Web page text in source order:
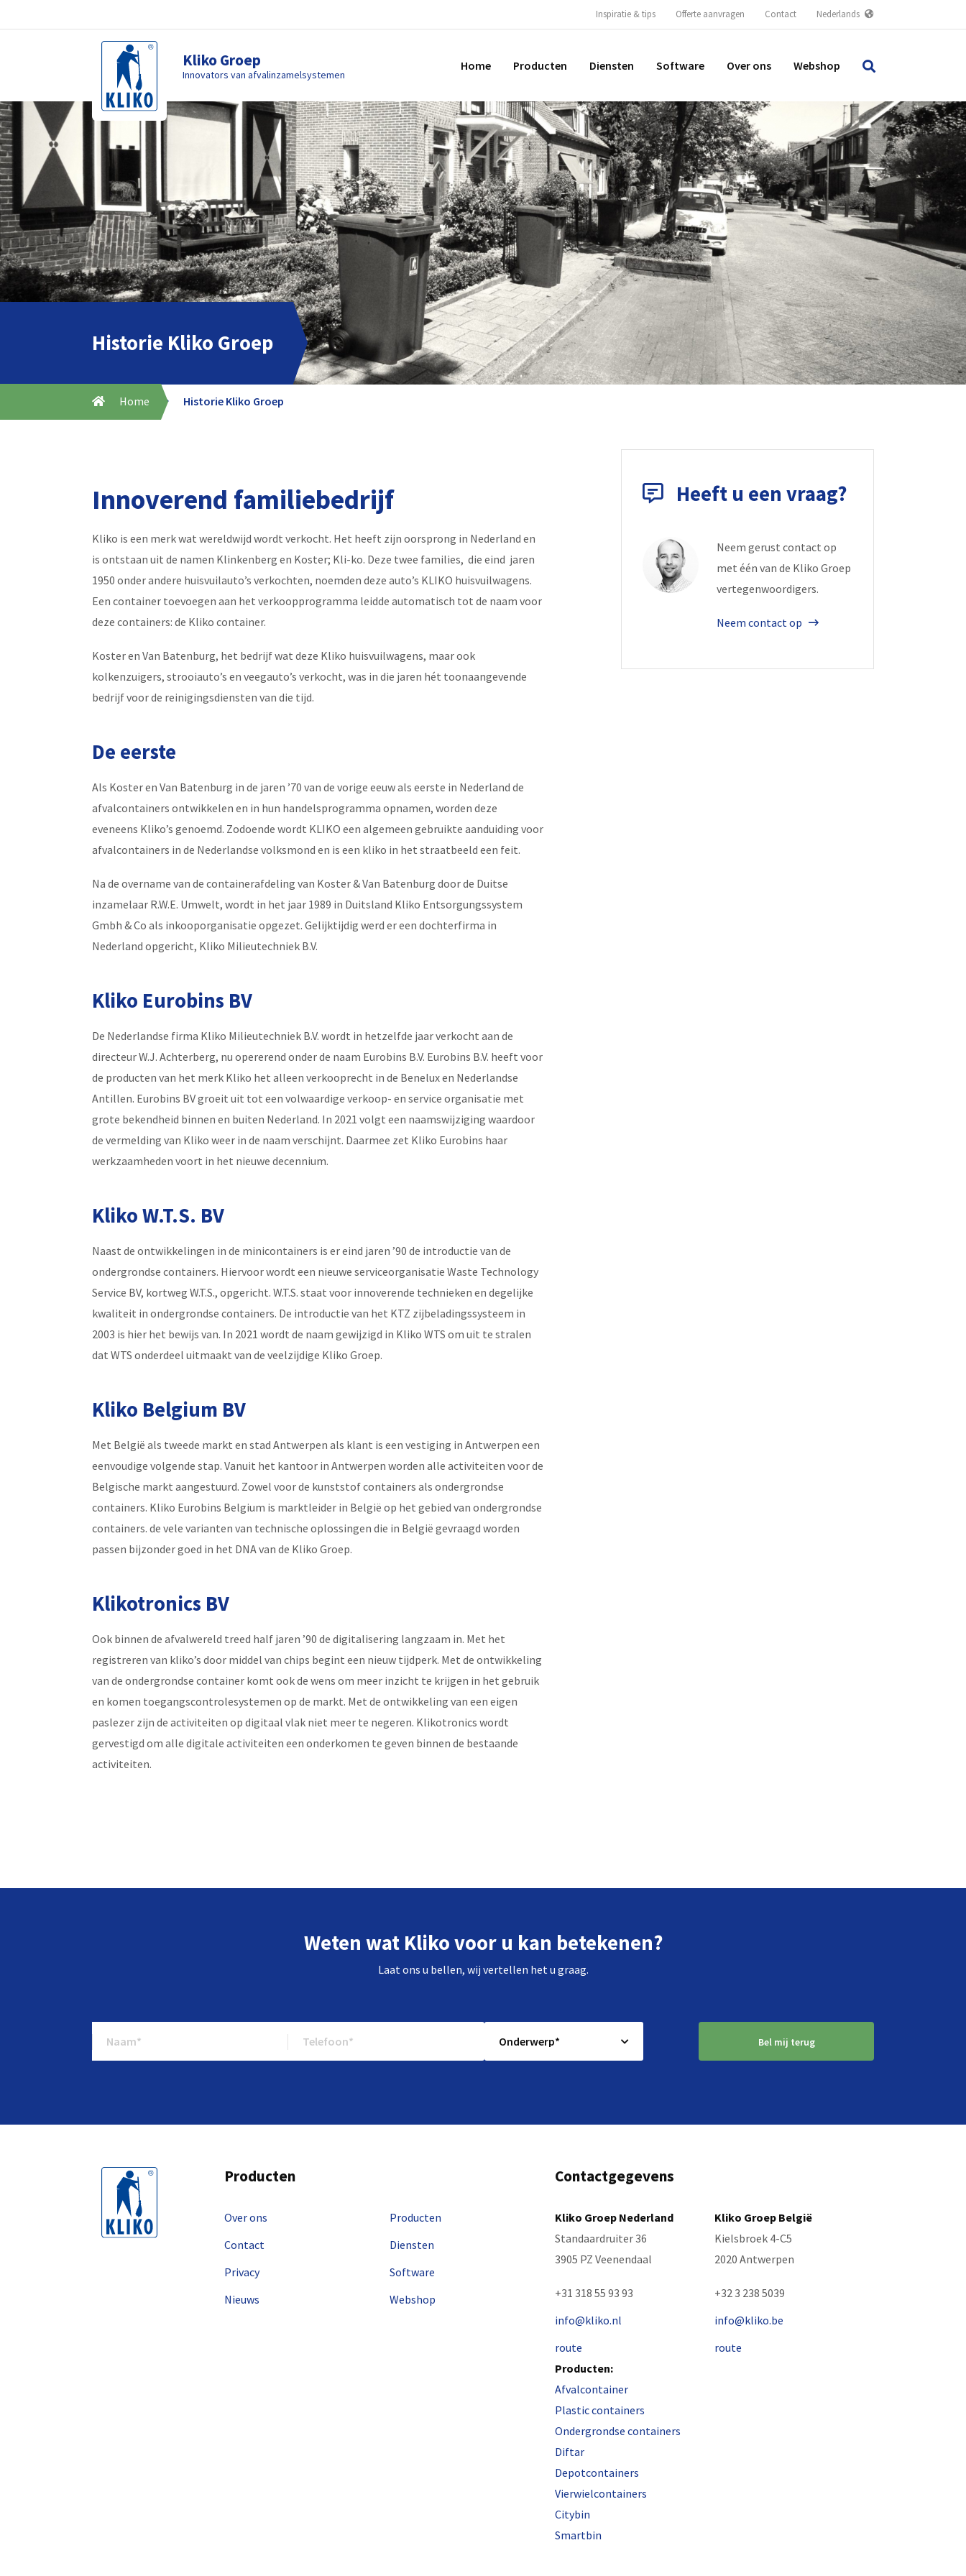
Inspiratie & tips Offerte aanvragen Contact Nederlands
Kliko Groep
Innovators van afvalinzamelsystemen
Home Producten Diensten Software Over ons Webshop
Historie Kliko Groep
Home Historie Kliko Groep
Innoverend familiebedrijf
Kliko is een merk wat wereldwijd wordt verkocht. Het heeft zijn oorsprong in Nederland en
is ontstaan uit de namen Klinkenberg en Koster; Kli-ko. Deze twee families, die eind jaren
1950 onder andere huisvuilauto’s verkochten, noemden deze auto’s KLIKO huisvuilwagens.
Een container toevoegen aan het verkoopprogramma leidde automatisch tot de naam voor
deze containers: de Kliko container.
Koster en Van Batenburg, het bedrijf wat deze Kliko huisvuilwagens, maar ook
kolkenzuigers, strooiauto’s en veegauto’s verkocht, was in die jaren hét toonaangevende
bedrijf voor de reinigingsdiensten van die tijd.
De eerste
Als Koster en Van Batenburg in de jaren ’70 van de vorige eeuw als eerste in Nederland de
afvalcontainers ontwikkelen en in hun handelsprogramma opnamen, worden deze
eveneens Kliko’s genoemd. Zodoende wordt KLIKO een algemeen gebruikte aanduiding voor
afvalcontainers in de Nederlandse volksmond en is een kliko in het straatbeeld een feit.
Na de overname van de containerafdeling van Koster & Van Batenburg door de Duitse
inzamelaar R.W.E. Umwelt, wordt in het jaar 1989 in Duitsland Kliko Entsorgungssystem
Gmbh & Co als inkooporganisatie opgezet. Gelijktijdig werd er een dochterfirma in
Nederland opgericht, Kliko Milieutechniek B.V.
Kliko Eurobins BV
De Nederlandse firma Kliko Milieutechniek B.V. wordt in hetzelfde jaar verkocht aan de
directeur W.J. Achterberg, nu opererend onder de naam Eurobins B.V. Eurobins B.V. heeft voor
de producten van het merk Kliko het alleen verkooprecht in de Benelux en Nederlandse
Antillen. Eurobins BV groeit uit tot een volwaardige verkoop- en service organisatie met
grote bekendheid binnen en buiten Nederland. In 2021 volgt een naamswijziging waardoor
de vermelding van Kliko weer in de naam verschijnt. Daarmee zet Kliko Eurobins haar
werkzaamheden voort in het nieuwe decennium.
Kliko W.T.S. BV
Naast de ontwikkelingen in de minicontainers is er eind jaren ’90 de introductie van de
ondergrondse containers. Hiervoor wordt een nieuwe serviceorganisatie Waste Technology
Service BV, kortweg W.T.S., opgericht. W.T.S. staat voor innoverende technieken en degelijke
kwaliteit in ondergrondse containers. De introductie van het KTZ zijbeladingssysteem in
2003 is hier het bewijs van. In 2021 wordt de naam gewijzigd in Kliko WTS om uit te stralen
dat WTS onderdeel uitmaakt van de veelzijdige Kliko Groep.
Kliko Belgium BV
Met België als tweede markt en stad Antwerpen als klant is een vestiging in Antwerpen een
eenvoudige volgende stap. Vanuit het kantoor in Antwerpen worden alle activiteiten voor de
Belgische markt aangestuurd. Zowel voor de kunststof containers als ondergrondse
containers. Kliko Eurobins Belgium is marktleider in België op het gebied van ondergrondse
containers. de vele varianten van technische oplossingen die in België gevraagd worden
passen bijzonder goed in het DNA van de Kliko Groep.
Klikotronics BV
Ook binnen de afvalwereld treed half jaren ’90 de digitalisering langzaam in. Met het
registreren van kliko’s door middel van chips begint een nieuw tijdperk. Met de ontwikkeling
van de ondergrondse container komt ook de wens om meer inzicht te krijgen in het gebruik
en komen toegangscontrolesystemen op de markt. Met de ontwikkeling van een eigen
paslezer zijn de activiteiten op digitaal vlak niet meer te negeren. Klikotronics wordt
gervestigd om alle digitale activiteiten een onderkomen te geven binnen de bestaande
activiteiten.
Heeft u een vraag?
Neem gerust contact op
met één van de Kliko Groep
vertegenwoordigers.
Neem contact op
Weten wat Kliko voor u kan betekenen?
Laat ons u bellen, wij vertellen het u graag.
Bel mij terug
Producten
Over ons
Contact
Privacy
Nieuws
Producten
Diensten
Software
Webshop
Contactgegevens
Kliko Groep Nederland
Standaardruiter 36
3905 PZ Veenendaal
+31 318 55 93 93
info@kliko.nl
route
Producten:
Afvalcontainer
Plastic containers
Ondergrondse containers
Diftar
Depotcontainers
Vierwielcontainers
Citybin
Smartbin
Kliko Groep België
Kielsbroek 4-C5
2020 Antwerpen
+32 3 238 5039
info@kliko.be
route